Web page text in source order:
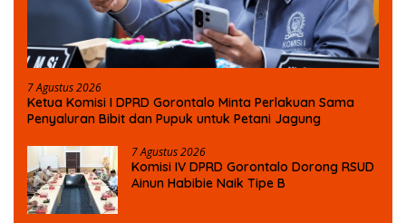
7 Agustus 2026
Ketua Komisi I DPRD Gorontalo Minta Perlakuan Sama
Penyaluran Bibit dan Pupuk untuk Petani Jagung
7 Agustus 2026
Komisi IV DPRD Gorontalo Dorong RSUD
Ainun Habibie Naik Tipe B